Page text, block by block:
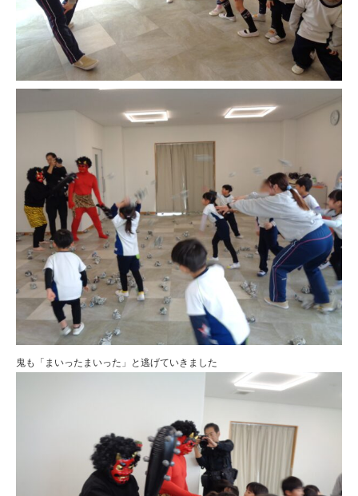
鬼も「まいったまいった」と逃げていきました